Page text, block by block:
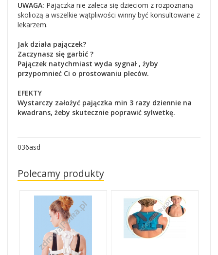
UWAGA: Pajączka nie zaleca się dzieciom z rozpoznaną
skoliozą a wszelkie wątpliwości winny być konsultowane z
lekarzem.
Jak działa pajączek?
Zaczynasz się garbić ?
Pajączek natychmiast wyda sygnał , żyby
przypomnieć Ci o prostowaniu pleców.
EFEKTY
Wystarczy założyć pajączka min 3 razy dziennie na
kwadrans, żeby skutecznie poprawić sylwetkę.
036asd
Polecamy produkty